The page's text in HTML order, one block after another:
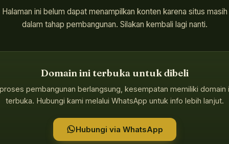
Halaman ini belum dapat menampilkan konten karena situs masih
dalam tahap pembangunan. Silakan kembali lagi nanti.
Domain ini terbuka untuk dibeli
pembangunan berlangsung, kesempatan memiliki domain
terbuka. Hubungi kami melalui WhatsApp untuk info lebih lanjut.
Hubungi via WhatsApp